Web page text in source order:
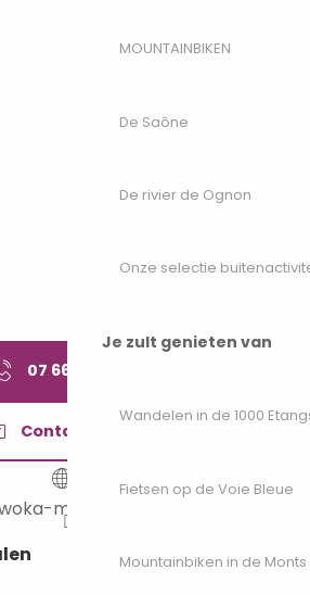
MOUNTAINBIKEN
De Saône
De rivier de Ognon
Onze selectie
Je zult genieten van
Wandelen in de 1000
Fietsen op de Voie Bleue
Mountainbiken in de Monts
07 66 90 50
Contacteer ons
marnay.fr